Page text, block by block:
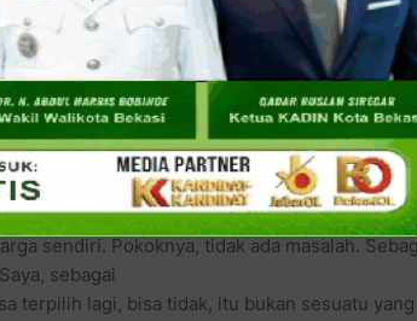
kewenangan Mahkamah Agung. Dan
cara penghitungan suara itu yang saya tau
ada unsur anggota dewan sebagai
keputusan MK itu?
institusi berwenang. Saya sudah siap apa
negara selama ini, kalau tidak ya mengurus
sendiri. Pokoknya, tidak ada masalah.
sebagai
terpilih lagi, bisa tidak, itu bukan sesuatu